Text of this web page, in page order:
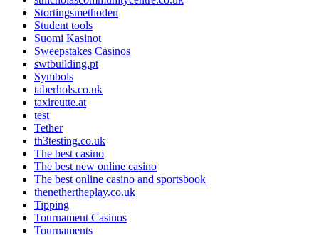
Stortingsmethoden
Student tools
Suomi Kasinot
Sweepstakes Casinos
swtbuilding.pt
Symbols
taberhols.co.uk
taxireutte.at
test
Tether
th3testing.co.uk
The best casino
The best new online casino
The best online casino and sportsbook
thenethertheplay.co.uk
Tipping
Tournament Casinos
Tournaments